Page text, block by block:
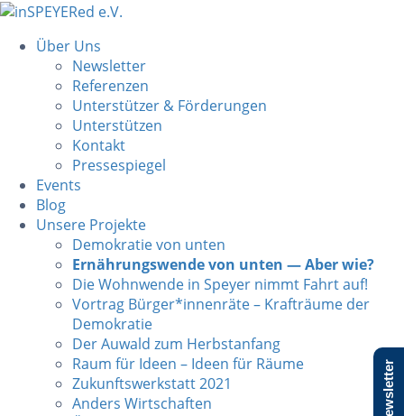
Über Uns
Newsletter
Referenzen
Unterstützer & Förderungen
Unterstützen
Kontakt
Pressespiegel
Events
Blog
Unsere Projekte
Demokratie von unten
Ernährungswende von unten — Aber wie?
Die Wohnwende in Speyer nimmt Fahrt auf!
Vortrag Bürger*innenräte – Krafträume der
Demokratie
Der Auwald zum Herbstanfang
Raum für Ideen – Ideen für Räume
Zukunftswerkstatt 2021
Anders Wirtschaften
Newsletter